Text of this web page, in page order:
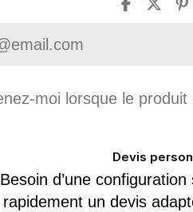
Devis
Besoin d’une
rapidement un devis